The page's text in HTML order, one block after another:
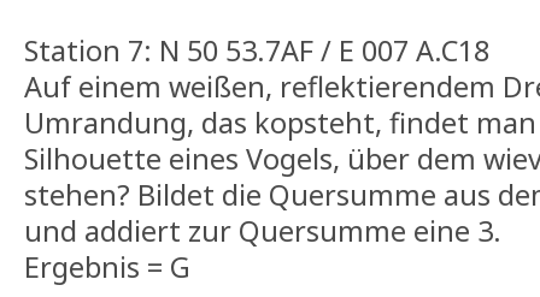
Station 7: N 50 53.7AF / E 007 A.C18
Auf einem weißen, reflektierendem
Umrandung, das kopsteht, findet
Silhouette eines Vogels, über dem
stehen? Bildet die Quersumme aus
und addiert zur Quersumme eine 3.
Ergebnis = G